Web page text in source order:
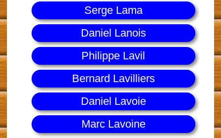
Serge Lama
Daniel Lanois
Philippe Lavil
Bernard Lavilliers
Daniel Lavoie
Marc Lavoine